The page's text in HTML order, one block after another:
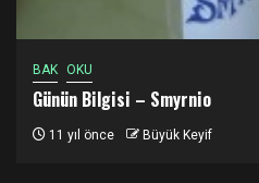
BAK OKU
Günün Bilgisi – Smyrnio
11 yıl önce Büyük Keyif